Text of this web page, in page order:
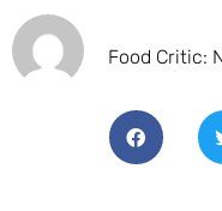
Food Critic: